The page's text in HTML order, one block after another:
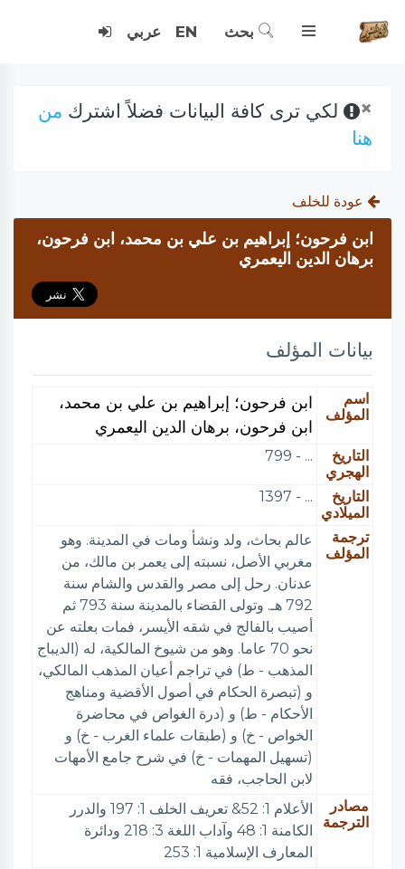
بحث EN عربي
× لكي ترى كافة البيانات فضلاً اشترك من
هنا
عودة للخلف
ابن فرحون؛ إبراهيم بن علي بن محمد، ابن فرحون،
برهان الدين اليعمري
بيانات المؤلف
اسم
المؤلف
ابن فرحون؛ إبراهيم بن علي بن محمد،
ابن فرحون، برهان الدين اليعمري
التاريخ
الهجري
... - 799
التاريخ
الميلادي
... - 1397
ترجمة
المؤلف
عالم بحاث، ولد ونشأ ومات في المدينة. وهو
مغربي الأصل، نسبته إلى يعمر بن مالك، من
عدنان. رحل إلى مصر والقدس والشام سنة
792 هـ. وتولى القضاء بالمدينة سنة 793 ثم
أصيب بالفالج في شقه الأيسر، فمات بعلته عن
نحو 70 عاما. وهو من شيوخ المالكية، له (الديباج
المذهب - ط) في تراجم أعيان المذهب المالكي،
و (تبصرة الحكام في أصول الأقضية ومناهج
الأحكام - ط) و (درة الغواص في محاضرة
الخواص - خ) و (طبقات علماء الغرب - خ) و
(تسهيل المهمات - خ) في شرح جامع الأمهات
لابن الحاجب، فقه
مصادر
الترجمة
الأعلام 1: 52& تعريف الخلف 1: 197 والدرر
الكامنة 1: 48 وآداب اللغة 3: 218 ودائرة
المعارف الإسلامية 1: 253